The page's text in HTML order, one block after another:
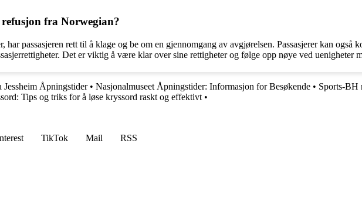
fra Norwegian?
passasjeren rett til å klage og be om en gjennomgang av avgjørelsen. Passasjerer kan også
Det er viktig å være klar over sine rettigheter og følge opp nøye ved uenigheter
Jessheim Åpningstider• Nasjonalmuseet Åpningstider: Informasjon for Besøkende • Sports-BH
Tips og triks for å løse kryssord raskt og effektivt •
TikTok Mail
RSS